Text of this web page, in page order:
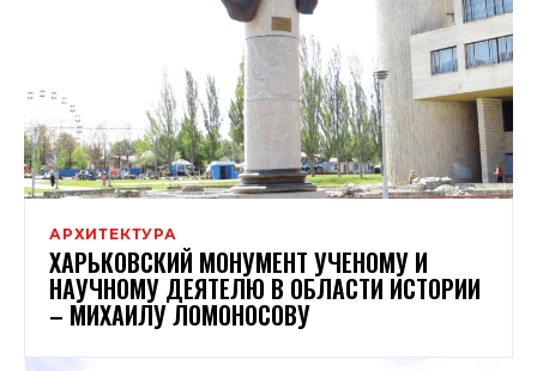
АРХИТЕКТУРА
ХАРЬКОВСКИЙ МОНУМЕНТ УЧЕНОМУ И
НАУЧНОМУ ДЕЯТЕЛЮ В ОБЛАСТИ ИСТОРИИ
– МИХАИЛУ ЛОМОНОСОВУ